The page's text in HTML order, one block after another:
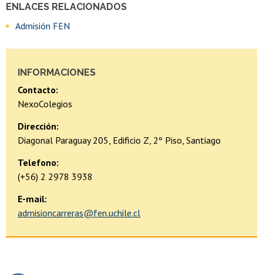
ENLACES RELACIONADOS
Admisión FEN
INFORMACIONES
Contacto:
NexoColegios
Dirección:
Diagonal Paraguay 205, Edificio Z, 2º Piso, Santiago
Telefono:
(+56) 2 2978 3938
E-mail:
admisioncarreras@fen.uchile.cl